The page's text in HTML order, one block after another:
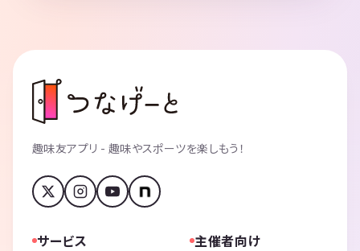
趣味友アプリ - 趣味やスポーツを楽しもう！
サービス 主催者向け